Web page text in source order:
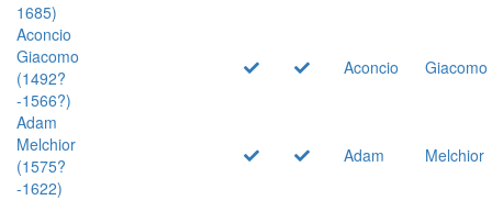
1685)
Aconcio
Giacomo
(1492?
-1566?)
Aconcio Giacomo
Adam
Melchior
(1575?
-1622)
Adam Melchior